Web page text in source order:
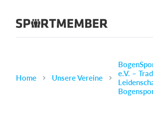
Über SportMember
Karriere
Home Unsere Vereine
e.V. –